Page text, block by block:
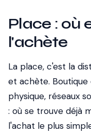
Place : où
l'achète
La place, c'est la
et achète. Boutique
physique, réseaux
: où se trouve déjà
l'achat le plus